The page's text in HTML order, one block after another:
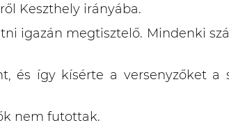
Keszthely irányába.
igazán megtisztelő. Mindenki
és így kísérte a versenyzőket
nem futottak.